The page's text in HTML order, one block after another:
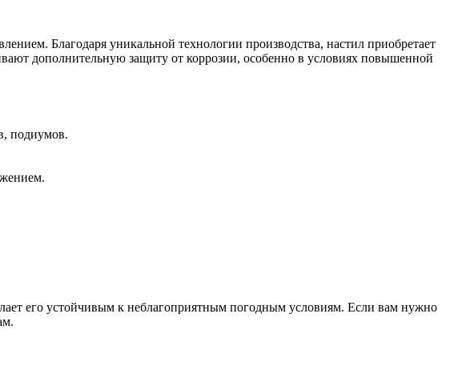
Благодаря уникальной технологии производства, настил приобретает
дополнительную защиту от коррозии, особенно в условиях повышенной
подиумов.
его устойчивым к неблагоприятным погодным условиям. Если вам нужно